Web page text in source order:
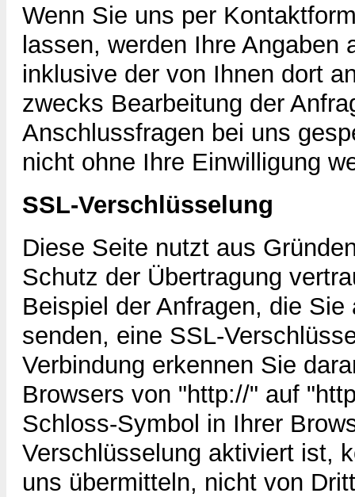
Wenn Sie uns per
lassen, werden Ihre Angaben
inklusive der von Ihnen dort
zwecks Bearbeitung der
Anschlussfragen bei uns
nicht ohne Ihre Einwilligung
SSL-Verschlüsselung
Diese Seite nutzt aus
Schutz der Übertragung
Beispiel der Anfragen, die
senden, eine SSL-
Verbindung erkennen Sie
Browsers von "http://" auf
Schloss-Symbol in Ihrer
Verschlüsselung aktiviert ist,
uns übermitteln, nicht von